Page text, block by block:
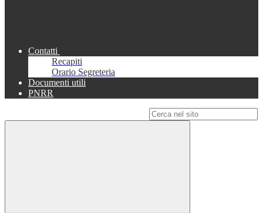
Contatti
Recapiti
Orario Segreteria
Documenti utili
PNRR